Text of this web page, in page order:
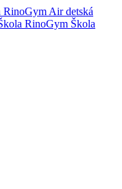
RinoGym Air detská
Škola